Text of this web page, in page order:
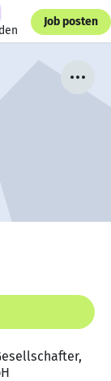
Job posten